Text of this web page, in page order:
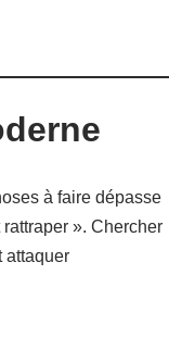
à faire dépasse
». Chercher
attaquer